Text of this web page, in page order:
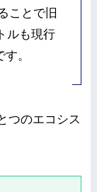
ことで旧
ルも現行
。
つのエコシス